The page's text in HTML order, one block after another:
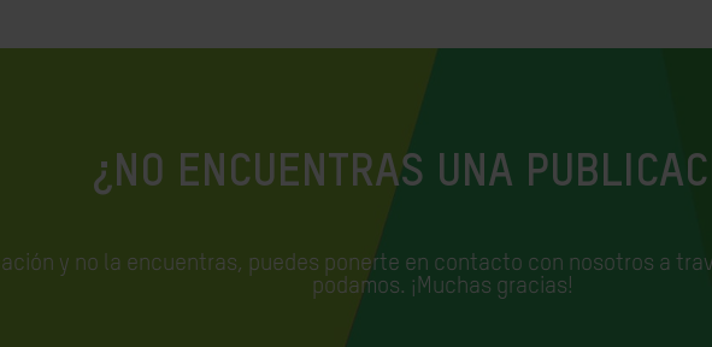
¿NO ENCUENTRAS UNA
y no la encuentras, puedes ponerte en contacto con nosotros a
podamos. ¡Muchas gracias!